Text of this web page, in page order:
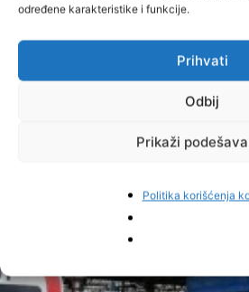
određene karakteristike i funkcije.
Prihvati
Odbij
Prikaži
Politika korišćenja